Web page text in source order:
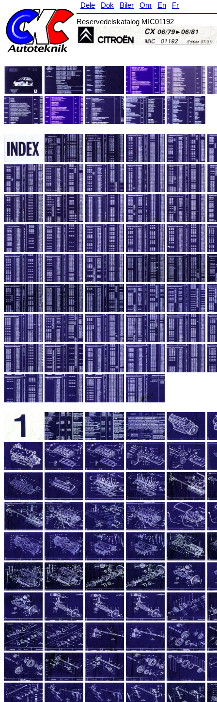
Dele Dok Biler Om En
Fr
Reservedelskatalog MIC01192